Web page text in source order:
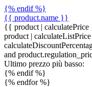
{% endif %}
{{ product.name }}
{{ product |
product |
and
Ultimo prezzo più basso:
{% endif %}
{% endfor %}